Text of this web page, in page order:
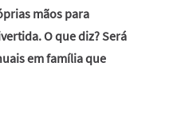
mãos para
O que diz? Será
em família que